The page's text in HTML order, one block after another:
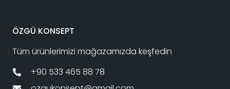
ÖZGÜ KONSEPT
Tüm ürünlerimizi mağazamızda keşfedin
+90 533 465 88 78